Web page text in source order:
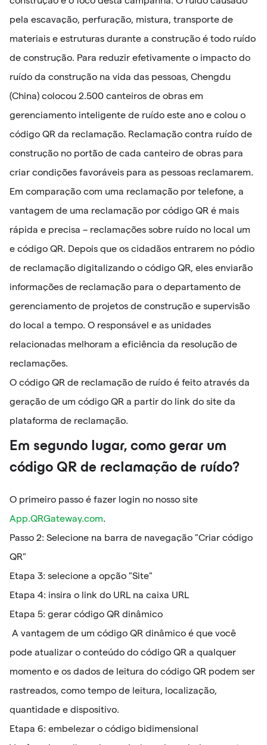
pela escavação, perfuração, mistura, transporte de
materiais e estruturas durante a construção é todo ruído
de construção. Para reduzir efetivamente o impacto do
ruído da construção na vida das pessoas, Chengdu
(China) colocou 2.500 canteiros de obras em
gerenciamento inteligente de ruído este ano e colou o
código QR da reclamação. Reclamação contra ruído de
construção no portão de cada canteiro de obras para
criar condições favoráveis ​​para as pessoas reclamarem.
Em comparação com uma reclamação por telefone, a
vantagem de uma reclamação por código QR é mais
rápida e precisa – reclamações sobre ruído no local um
e código QR. Depois que os cidadãos entrarem no pódio
de reclamação digitalizando o código QR, eles enviarão
informações de reclamação para o departamento de
gerenciamento de projetos de construção e supervisão
do local a tempo. O responsável e as unidades
relacionadas melhoram a eficiência da resolução de
reclamações.
O código QR de reclamação de ruído é feito através da
geração de um código QR a partir do link do site da
plataforma de reclamação.
Em segundo lugar, como gerar um
código QR de reclamação de ruído?
O primeiro passo é fazer login no nosso site
App.QRGateway.com.
Passo 2: Selecione na barra de navegação "Criar código
QR"
Etapa 3: selecione a opção "Site"
Etapa 4: insira o link do URL na caixa URL
Etapa 5: gerar código QR dinâmico
A vantagem de um código QR dinâmico é que você
pode atualizar o conteúdo do código QR a qualquer
momento e os dados de leitura do código QR podem ser
rastreados, como tempo de leitura, localização,
quantidade e dispositivo.
Etapa 6: embelezar o código bidimensional